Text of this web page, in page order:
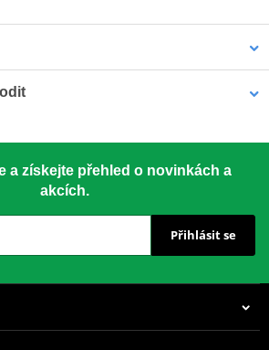
životnost
proti korozi
a získejte přehled o novinkách a
akcích.
Přihlásit se